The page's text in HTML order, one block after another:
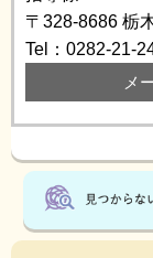
〒328-8686 栃
Tel：0282-21-
メ